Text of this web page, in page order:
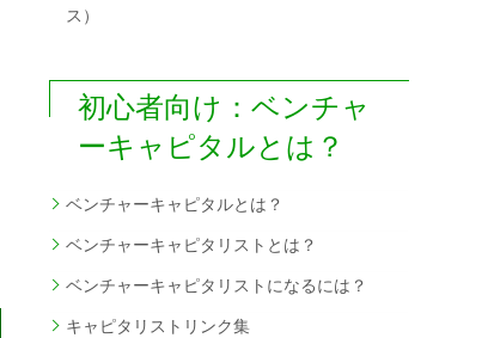
ス）
初心者向け：ベンチャ
ーキャピタルとは？
ベンチャーキャピタルとは？
ベンチャーキャピタリストとは？
ベンチャーキャピタリストになるには？
キャピタリストリンク集